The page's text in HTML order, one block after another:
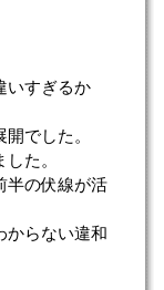
いすぎるか
でした。
た。
半の伏線が活
からない違和